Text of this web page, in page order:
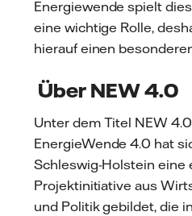
Energiewende spielt
eine wichtige Rolle,
hierauf einen
Über NEW 4.0
Unter dem Titel NEW
EnergieWende 4.0 hat
Schleswig-Holstein eine
Projektinitiative aus
und Politik gebildet, die